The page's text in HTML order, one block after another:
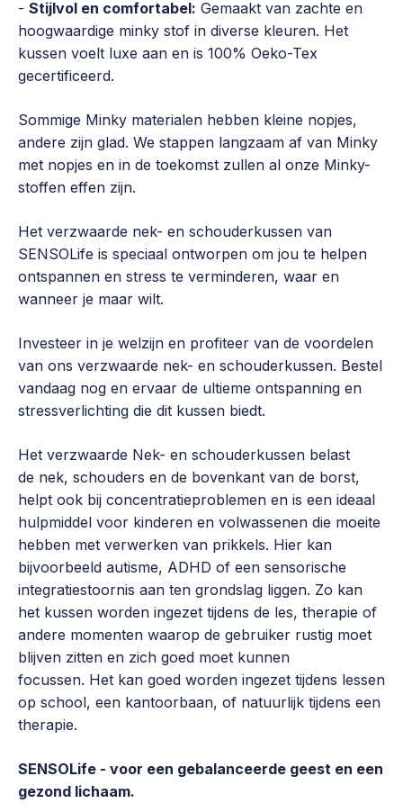
- Stijlvol en comfortabel: Gemaakt van zachte en
hoogwaardige minky stof in diverse kleuren. Het
kussen voelt luxe aan en is 100% Oeko-Tex
gecertificeerd.
Sommige Minky materialen hebben kleine nopjes,
andere zijn glad. We stappen langzaam af van Minky
met nopjes en in de toekomst zullen al onze Minky-
stoffen effen zijn.
Het verzwaarde nek- en schouderkussen van
SENSOLife is speciaal ontworpen om jou te helpen
ontspannen en stress te verminderen, waar en
wanneer je maar wilt.
Investeer in je welzijn en profiteer van de voordelen
van ons verzwaarde nek- en schouderkussen. Bestel
vandaag nog en ervaar de ultieme ontspanning en
stressverlichting die dit kussen biedt.
Het verzwaarde Nek- en schouderkussen belast
de nek, schouders en de bovenkant van de borst,
helpt ook bij concentratieproblemen en is een ideaal
hulpmiddel voor kinderen en volwassenen die moeite
hebben met verwerken van prikkels. Hier kan
bijvoorbeeld autisme, ADHD of een sensorische
integratiestoornis aan ten grondslag liggen. Zo kan
het kussen worden ingezet tijdens de les, therapie of
andere momenten waarop de gebruiker rustig moet
blijven zitten en zich goed moet kunnen
focussen. Het kan goed worden ingezet tijdens lessen
op school, een kantoorbaan, of natuurlijk tijdens een
therapie.
SENSOLife - voor een gebalanceerde geest en een
gezond lichaam.